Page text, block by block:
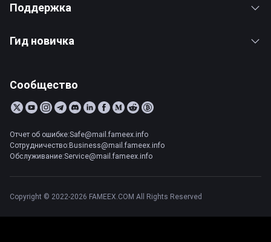
Поддержка
Гид новичка
Сообщество
Отчет об ошибке:Safe@mail.fameex.info
Сотрудничество:Business@mail.fameex.info
Обслуживание:Service@mail.fameex.info
Copyright © 2022-2026 FAMEEX.COM All Rights Reserved